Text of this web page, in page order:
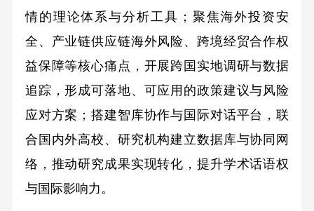
情的理论体系与分析工具；聚焦海外投资安
全、产业链供应链海外风险、跨境经贸合作权
益保障等核心痛点，开展跨国实地调研与数据
追踪，形成可落地、可应用的政策建议与风险
应对方案；搭建智库协作与国际对话平台，联
合国内外高校、研究机构建立数据库与协同网
络，推动研究成果实现转化，提升学术话语权
与国际影响力。